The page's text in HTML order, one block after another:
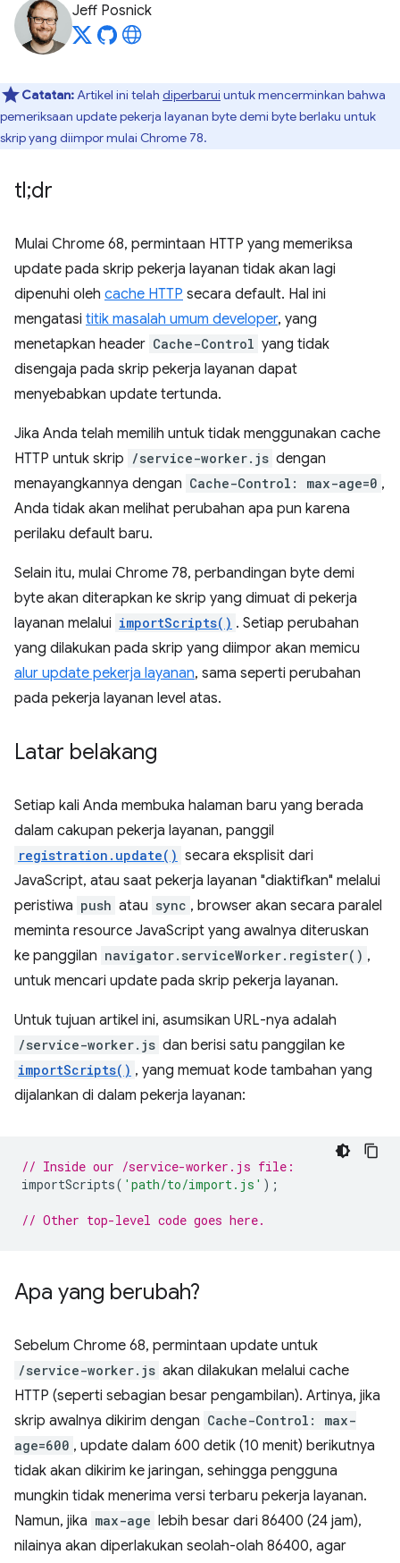
Jeff Posnick
Catatan:Artikel ini telah diperbarui untuk mencerminkan bahwa
pemeriksaan update pekerja layanan byte demi byte berlaku untuk
skrip yang diimpor mulai Chrome 78.
tl;dr
Mulai Chrome 68, permintaan HTTP yang memeriksa
update pada skrip pekerja layanan tidak akan lagi
dipenuhi oleh cache HTTP secara default. Hal ini
mengatasi titik masalah umum developer, yang
menetapkan header Cache-Control yang tidak
disengaja pada skrip pekerja layanan dapat
menyebabkan update tertunda.
Jika Anda telah memilih untuk tidak menggunakan cache
HTTP untuk skrip /service-worker.js dengan
menayangkannya dengan Cache-Control: max-age=0 ,
Anda tidak akan melihat perubahan apa pun karena
perilaku default baru.
Selain itu, mulai Chrome 78, perbandingan byte demi
byte akan diterapkan ke skrip yang dimuat di pekerja
layanan melalui importScripts() . Setiap perubahan
yang dilakukan pada skrip yang diimpor akan memicu
alur update pekerja layanan, sama seperti perubahan
pada pekerja layanan level atas.
Latar belakang
Setiap kali Anda membuka halaman baru yang berada
dalam cakupan pekerja layanan, panggil
registration.update() secara eksplisit dari
JavaScript, atau saat pekerja layanan "diaktifkan" melalui
peristiwa push atau sync , browser akan secara paralel
meminta resource JavaScript yang awalnya diteruskan
ke panggilan navigator.serviceWorker.register() ,
untuk mencari update pada skrip pekerja layanan.
Untuk tujuan artikel ini, asumsikan URL-nya adalah
/service-worker.js dan berisi satu panggilan ke
importScripts() , yang memuat kode tambahan yang
dijalankan di dalam pekerja layanan:
// Inside our /service-worker.js file:
importScripts( 'path/to/import.js' );
// Other top-level code goes here.
Apa yang berubah?
Sebelum Chrome 68, permintaan update untuk
/service-worker.js akan dilakukan melalui cache
HTTP (seperti sebagian besar pengambilan). Artinya, jika
skrip awalnya dikirim dengan Cache-Control: max-
age=600 , update dalam 600 detik (10 menit) berikutnya
tidak akan dikirim ke jaringan, sehingga pengguna
mungkin tidak menerima versi terbaru pekerja layanan.
Namun, jika max-age lebih besar dari 86400 (24 jam),
nilainya akan diperlakukan seolah-olah 86400, agar